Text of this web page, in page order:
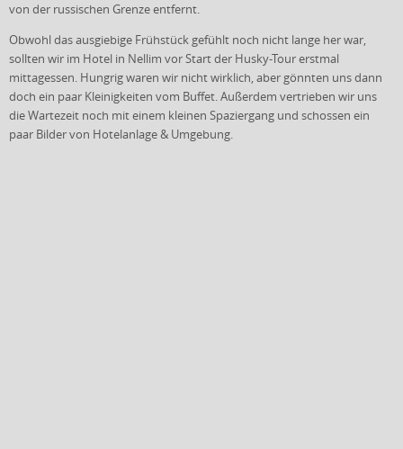
von der russischen Grenze entfernt.
Obwohl das ausgiebige Frühstück gefühlt noch nicht lange her war,
sollten wir im Hotel in Nellim vor Start der Husky-Tour erstmal
mittagessen. Hungrig waren wir nicht wirklich, aber gönnten uns dann
doch ein paar Kleinigkeiten vom Buffet. Außerdem vertrieben wir uns
die Wartezeit noch mit einem kleinen Spaziergang und schossen ein
paar Bilder von Hotelanlage & Umgebung.